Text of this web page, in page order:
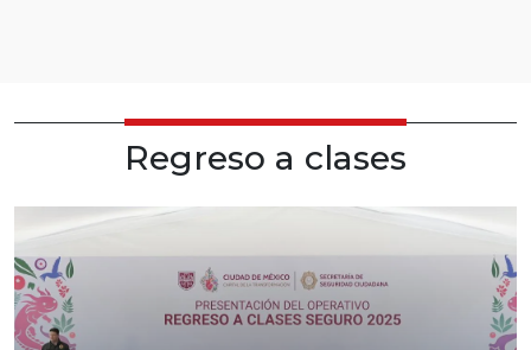
Regreso a clases